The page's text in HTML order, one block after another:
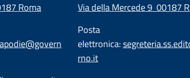
Roma
Via della Mercede 9 00187
Posta
elettronica:
rno.it